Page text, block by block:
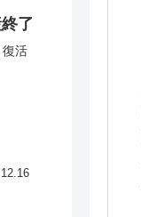
了
復活